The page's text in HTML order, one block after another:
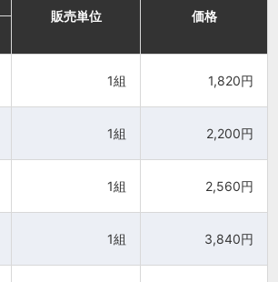
販売単位
価格
1組 1,820円
1組 2,200円
1組 2,560円
1組 3,840円
販売単位
価格
1組 1,820円
1組 2,200円
1組 2,560円
1組 3,840円